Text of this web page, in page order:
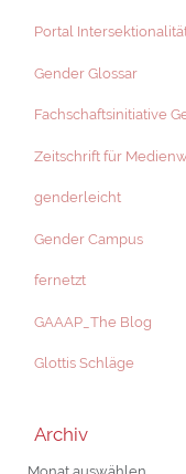
Portal
Gender Glossar
Fachschaftsinitiative
Zeitschrift für
genderleicht
Gender Campus
fernetzt
GAAAP_The Blog
Glottis Schläge
Archiv
Archiv